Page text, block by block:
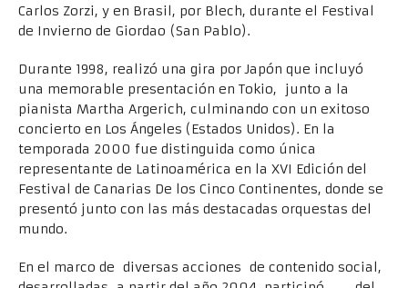
Carlos Zorzi, y en Brasil, por Blech, durante el Festival
de Invierno de Giordao (San Pablo).
Durante 1998, realizó una gira por Japón que incluyó
una memorable presentación en Tokio, junto a la
pianista Martha Argerich, culminando con un exitoso
concierto en Los Ángeles (Estados Unidos). En la
temporada 2000 fue distinguida como única
representante de Latinoamérica en la XVI Edición del
Festival de Canarias De los Cinco Continentes, donde se
presentó junto con las más destacadas orquestas del
mundo.
En el marco de diversas acciones de contenido social,